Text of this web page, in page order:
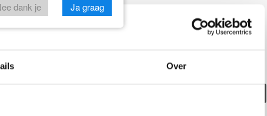
Over
verhuurd/verwijderd
dank je Ja graag